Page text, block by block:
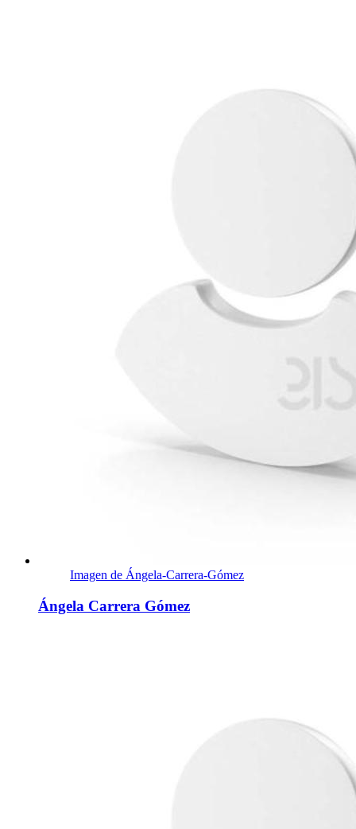
Imagen de Ángela-Carrera-Gómez
Ángela Carrera Gómez